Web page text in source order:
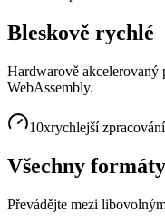
Bleskově rychlé
Hardwarově akcelerovaný
WebAssembly.
10xrychlejší zpracování
Všechny
Převádějte mezi